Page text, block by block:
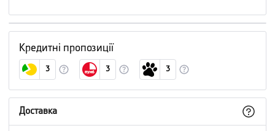
Кредитні пропозиції
3 3 3
Доставка